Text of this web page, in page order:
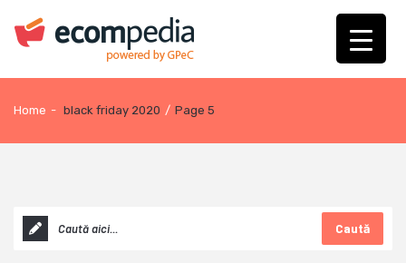
Home - black friday 2020 / Page 5
Caută